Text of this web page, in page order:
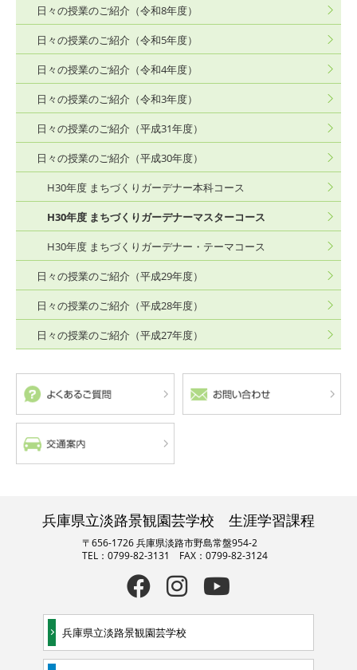
日々の授業のご紹介（令和8年度）
日々の授業のご紹介（令和5年度）
日々の授業のご紹介（令和4年度）
日々の授業のご紹介（令和3年度）
日々の授業のご紹介（平成31年度）
日々の授業のご紹介（平成30年度）
H30年度 まちづくりガーデナー本科コース
H30年度 まちづくりガーデナーマスターコース
H30年度 まちづくりガーデナー・テーマコース
日々の授業のご紹介（平成29年度）
日々の授業のご紹介（平成28年度）
日々の授業のご紹介（平成27年度）
兵庫県立淡路景観園芸学校 生涯学習課程
〒656-1726 兵庫県淡路市野島常盤954-2
TEL：0799-82-3131 FAX：0799-82-3124
兵庫県立淡路景観園芸学校